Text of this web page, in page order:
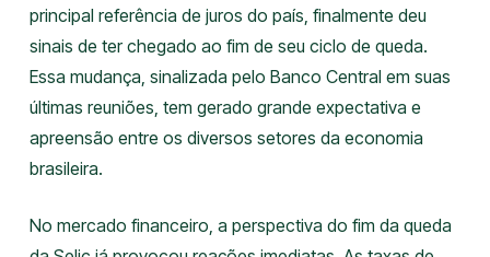
principal referência de juros do país, finalmente deu
sinais de ter chegado ao fim de seu ciclo de queda.
Essa mudança, sinalizada pelo Banco Central em suas
últimas reuniões, tem gerado grande expectativa e
apreensão entre os diversos setores da economia
brasileira.
No mercado financeiro, a perspectiva do fim da queda